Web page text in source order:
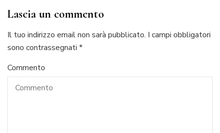
Lascia un commento
Il tuo indirizzo email non sarà pubblicato. I campi obbligatori
sono contrassegnati *
Commento